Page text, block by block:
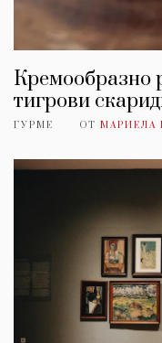
Кремообразно
тигрови
ГУРМЕ ОТ МАРИЕЛА